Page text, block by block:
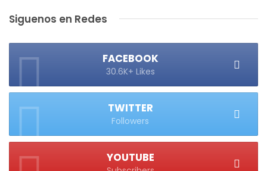
Siguenos en Redes
FACEBOOK
30.6K+ Likes
TWITTER
Followers
YOUTUBE